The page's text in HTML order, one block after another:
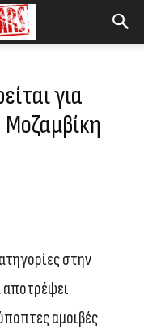
για
στην
αποτρέψει
αμοιβές